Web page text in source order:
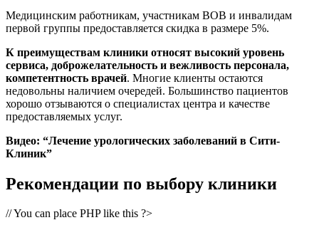
Медицинским работникам, участникам ВОВ и инвалидам
первой группы предоставляется скидка в размере 5%.
К преимуществам клиники относят высокий уровень
сервиса, доброжелательность и вежливость персонала,
компетентность врачей. Многие клиенты остаются
недовольны наличием очередей. Большинство пациентов
хорошо отзываются о специалистах центра и качестве
предоставляемых услуг.
Видео: “Лечение урологических заболеваний в Сити-
Клиник”
Рекомендации по выбору клиники
// You can place PHP like this ?>